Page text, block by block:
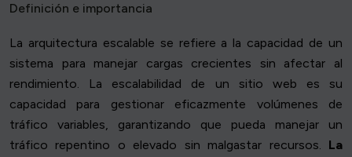
Definición e importancia
La arquitectura escalable se refiere a la capacidad de un
sistema para manejar cargas crecientes sin afectar al
rendimiento. La escalabilidad de un sitio web es su
capacidad para gestionar eficazmente volúmenes de
tráfico variables, garantizando que pueda manejar un
tráfico repentino o elevado sin malgastar recursos. La